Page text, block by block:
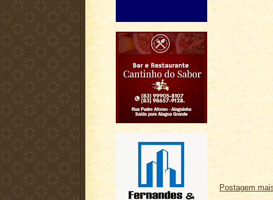
Postagem